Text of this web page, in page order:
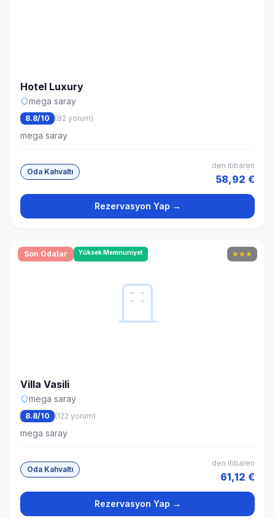
Hotel Luxury
mega saray
8.8/10 (82 yorum)
mega saray
Oda Kahvaltı
den itibaren
58,92 €
Rezervasyon Yap →
Son Odalar Yüksek Memnuniyet ★★★
Villa Vasili
mega saray
8.8/10 (122 yorum)
mega saray
Oda Kahvaltı
den itibaren
61,12 €
Rezervasyon Yap →